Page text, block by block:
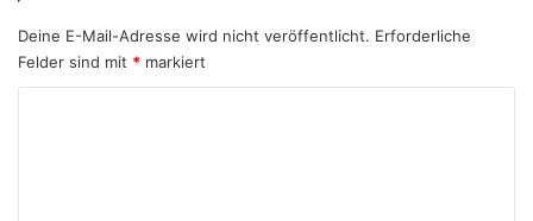
Deine E-Mail-Adresse wird nicht veröffentlicht. Erforderliche
Felder sind mit * markiert